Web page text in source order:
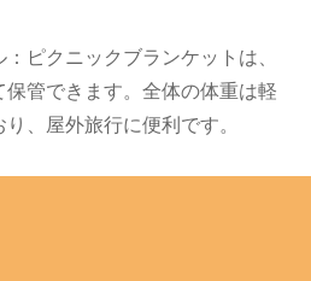
ピクニックブランケットは、
管できます。全体の体重は軽
、屋外旅行に便利です。